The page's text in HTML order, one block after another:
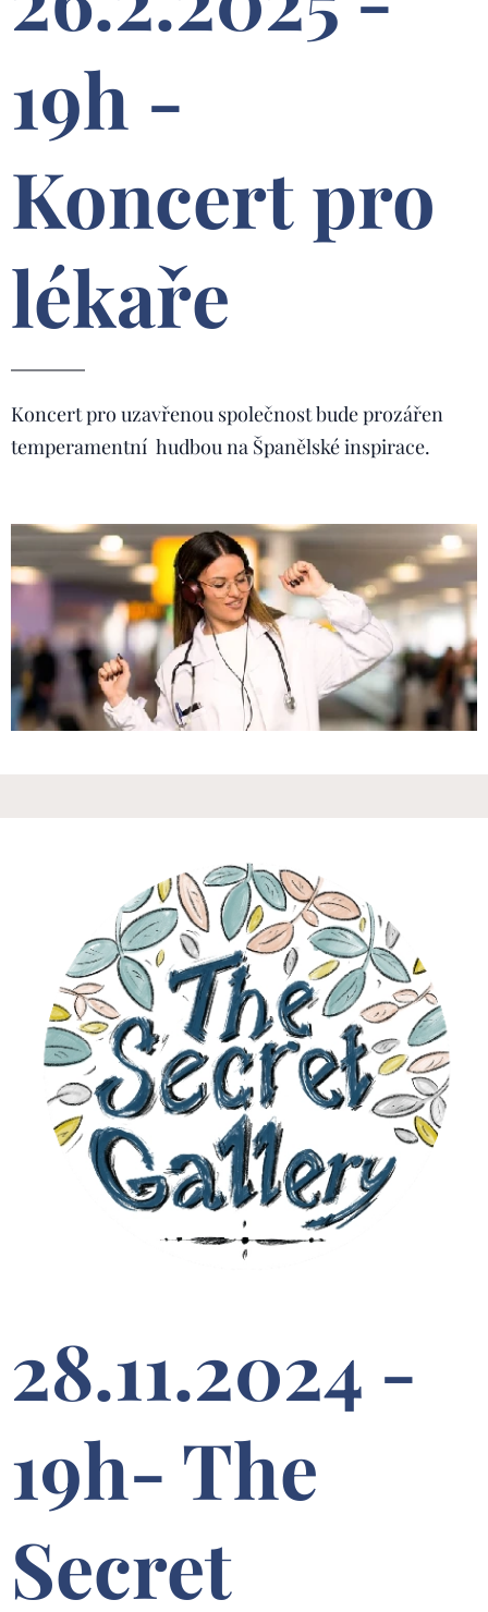
19h -
Koncert pro
lékaře
Koncert pro uzavřenou společnost bude prozářen
temperamentní hudbou na Španělské inspirace.
28.11.2024 -
19h- The
Secret